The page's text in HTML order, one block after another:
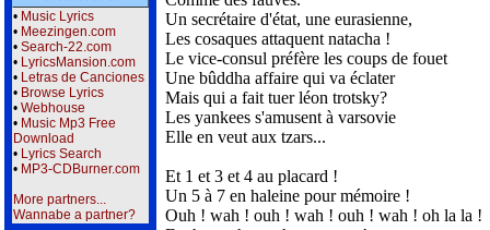
• Music Lyrics
• Meezingen.com
• Search-22.com
• LyricsMansion.com
• Letras de Canciones
• Browse Lyrics
• Webhouse
• Music Mp3 Free
Download
• Lyrics Search
• MP3-CDBurner.com
More partners...
Wannabe a partner?
Un secrétaire d'état, une eurasienne,
Les cosaques attaquent natacha !
Le vice-consul préfère les coups de fouet
Une bûddha affaire qui va éclater
Mais qui a fait tuer léon trotsky?
Les yankees s'amusent à varsovie
Elle en veut aux tzars...
Et 1 et 3 et 4 au placard !
Un 5 à 7 en haleine pour mémoire !
Ouh ! wah ! ouh ! wah ! ouh ! wah ! oh la la !